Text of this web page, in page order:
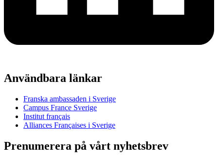
Användbara länkar
Franska ambassaden i Sverige
Campus France Sverige
Institut français
Alliances Françaises i Sverige
Prenumerera på vårt nyhetsbrev